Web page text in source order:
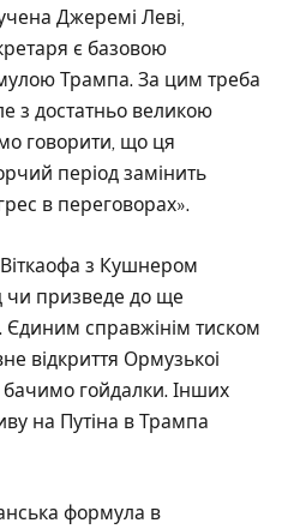
Джеремі Леві,
є базовою
Трампа. За цим треба
з достатньо великою
говорити, що ця
період замінить
в переговорах».
Віткаофа з Кушнером
чи призведе до ще
Єдиним справжінім тиском
відкриття Ормузькоі
гойдалки. Інших
на Путіна в Трампа
формула в